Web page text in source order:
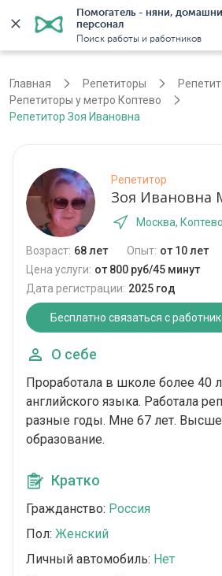
Помогатель - няни,
персонал
Поиск работы и работников
Главная Репетиторы
Репетиторы у метро Коптево
Репетитор Зоя Ивановна
Репетитор
Зоя Ивановна
Москва, Коптево
Возраст: 68 лет Опыт: от 10 лет
Цена услуги: от 800 руб/45 минут
Дата регистрации: 2025 год
Бесплатно связаться с
О себе
Проработала в школе более 40
английского языка. Работала
разные годы. Мне 67 лет.
образование.
Кратко
Гражданство: Россия
Пол: Женский
Личный автомобиль: Нет